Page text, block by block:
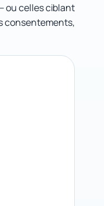
ou celles ciblant
consentements,